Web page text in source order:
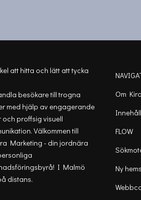
att hitta och lätt att tycka
besökare till trogna
med hjälp av engagerande
och proffsig visuell
Välkommen till
Marketing - din jordnära
I Malmö
distans.
Om
FLOW
Ny